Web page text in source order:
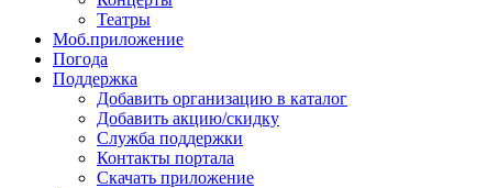
Театры
Моб.приложение
Погода
Поддержка
Добавить организацию в каталог
Добавить акцию/скидку
Служба поддержки
Контакты портала
Скачать приложение